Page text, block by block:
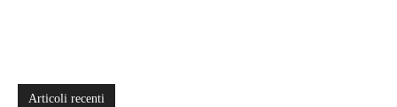
Articoli recenti